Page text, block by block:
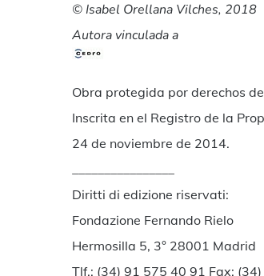
© Isabel Orellana Vilches, 2018
Autora vinculada a
Obra protegida por derechos
Inscrita en el Registro de la
24 de noviembre de 2014.
Diritti di edizione riservati:
Fondazione Fernando Rielo
Hermosilla 5, 3° 28001 Madrid
Tlf.: (34) 91 575 40 91 Fax: